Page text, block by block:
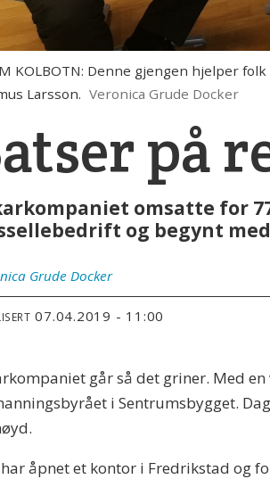
KOLBOTN: Denne gjengen hjelper
Larsson. Veronica Grude Docker
på
omsatte for
og begynt
Grude Docker
07.04.2019 - 11:00
går så det griner. Med
i Sentrumsbygget.
har åpnet et kontor i Fredrikstad og